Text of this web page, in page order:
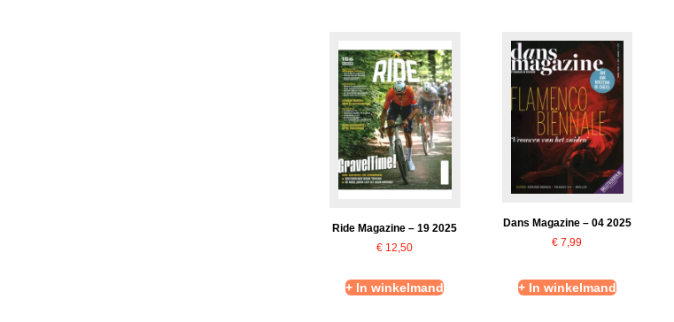
Ride Magazine – 19 2025
€ 12,50
+ In winkelmand
Dans Magazine – 04 2025
€ 7,99
+ In winkelmand